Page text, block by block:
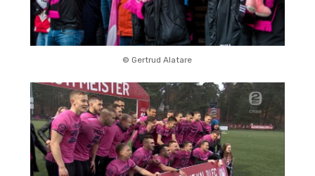
© Gertrud Alatare